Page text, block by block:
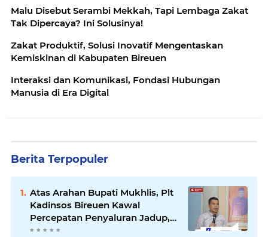
Malu Disebut Serambi Mekkah, Tapi Lembaga Zakat
Tak Dipercaya? Ini Solusinya!
Zakat Produktif, Solusi Inovatif Mengentaskan
Kemiskinan di Kabupaten Bireuen
Interaksi dan Komunikasi, Fondasi Hubungan
Manusia di Era Digital
Berita Terpopuler
Atas Arahan Bupati Mukhlis, Plt
Kadinsos Bireuen Kawal
Percepatan Penyaluran Jadup,
Intens Berkoordinasi dengan